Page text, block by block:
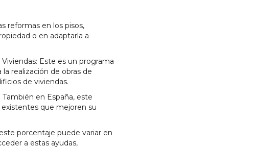
reformas en los pisos,
o en adaptarla a
Este es un programa
realización de obras de
de viviendas.
en España, este
que mejoren su
porcentaje puede variar en
a estas ayudas,